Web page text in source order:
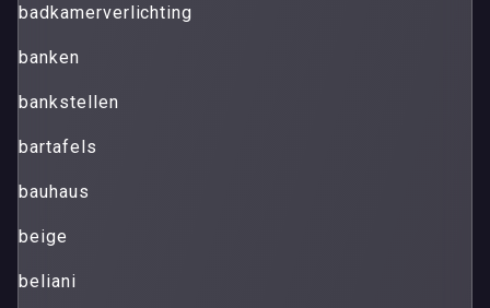
badkamerverlichting
banken
bankstellen
bartafels
bauhaus
beige
beliani